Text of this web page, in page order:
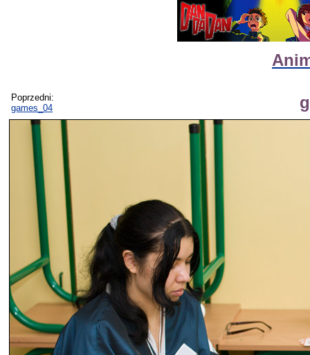
Poprzedni:
games_04